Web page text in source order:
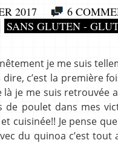
2017 6
SANS GLUTEN -
je me suis
c’est la première
là je me suis
poulet dans mes
cuisinée!! Je pense
du quinoa c’est tout